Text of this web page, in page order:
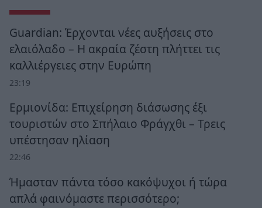
Guardian: Έρχονται νέες αυξήσεις στο
ελαιόλαδο – Η ακραία ζέστη πλήττει τις
καλλιέργειες στην Ευρώπη
23:19
Ερμιονίδα: Επιχείρηση διάσωσης έξι
τουριστών στο Σπήλαιο Φράγχθι – Τρεις
υπέστησαν ηλίαση
22:46
Ήμασταν πάντα τόσο κακόψυχοι ή τώρα
απλά φαινόμαστε περισσότερο;